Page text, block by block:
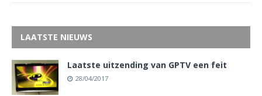
LAATSTE NIEUWS
Laatste uitzending van GPTV een feit
28/04/2017